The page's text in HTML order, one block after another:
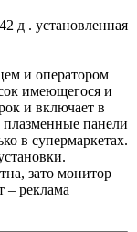
д . установленная
и оператором
имеющегося и
и включает в
панели
в супермаркетах.
зато монитор
– реклама